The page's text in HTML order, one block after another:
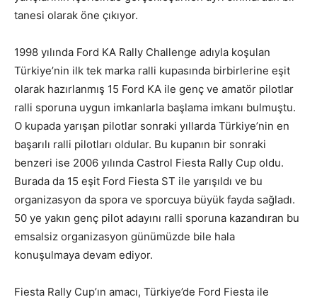
tanesi olarak öne çıkıyor.
1998 yılında Ford KA Rally Challenge adıyla koşulan
Türkiye’nin ilk tek marka ralli kupasında birbirlerine eşit
olarak hazırlanmış 15 Ford KA ile genç ve amatör pilotlar
ralli sporuna uygun imkanlarla başlama imkanı bulmuştu.
O kupada yarışan pilotlar sonraki yıllarda Türkiye’nin en
başarılı ralli pilotları oldular. Bu kupanın bir sonraki
benzeri ise 2006 yılında Castrol Fiesta Rally Cup oldu.
Burada da 15 eşit Ford Fiesta ST ile yarışıldı ve bu
organizasyon da spora ve sporcuya büyük fayda sağladı.
50 ye yakın genç pilot adayını ralli sporuna kazandıran bu
emsalsiz organizasyon günümüzde bile hala
konuşulmaya devam ediyor.
Fiesta Rally Cup’ın amacı, Türkiye’de Ford Fiesta ile